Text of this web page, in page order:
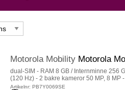
Motorola Mobility Motorola
dual-SIM - RAM 8 GB / Internminne 256
(120 Hz) - 2 bakre kameror 50 MP, 8 MP
Artikelnr: PB7Y0069SE